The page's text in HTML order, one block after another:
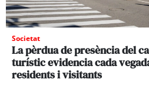
Societat
La pèrdua de presència del
turístic evidencia cada
residents i visitants